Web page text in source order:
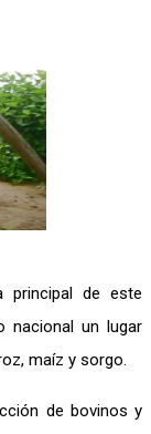
principal de este
nacional un lugar
maíz y sorgo.
de bovinos y